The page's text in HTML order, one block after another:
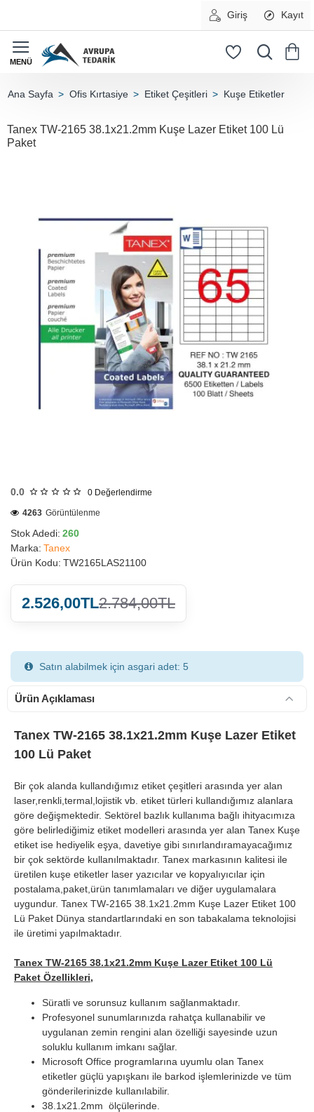
Giriş Kayıt
Ofis Kırtasiye Etiket Çeşitleri Kuşe Etiketler
Tanex TW-2165 38.1x21.2mm Kuşe Lazer Etiket 100 Lü
Paket
900 TL Üzeri Kargo Ücretsiz
0.0 0 Değerlendirme
Stok Adedi: 260
Marka: Tanex
Ürün Kodu: TW2165LAS21100
4263 Görüntülenme
2.526,00TL2.784,00TL
Satın alabilmek için asgari adet: 5
Ürün Açıklaması
Tanex TW-2165 38.1x21.2mm Kuşe Lazer Etiket
100 Lü Paket
Bir çok alanda kullandığımız etiket çeşitleri arasında yer alan
laser,renkli,termal,lojistik vb. etiket türleri kullandığımız alanlara
göre değişmektedir. Sektörel bazlık kullanıma bağlı ihityacımıza
göre belirlediğimiz etiket modelleri arasında yer alan Tanex Kuşe
etiket ise hediyelik eşya, davetiye gibi sınırlandıramayacağımız
bir çok sektörde kullanılmaktadır. Tanex markasının kalitesi ile
üretilen kuşe etiketler laser yazıcılar ve kopyalıyıcılar için
postalama,paket,ürün tanımlamaları ve diğer uygulamalara
uygundur. Tanex TW-2165 38.1x21.2mm Kuşe Lazer Etiket 100
Lü Paket Dünya standartlarındaki en son tabakalama teknolojisi
ile üretimi yapılmaktadır.
Tanex TW-2165 38.1x21.2mm Kuşe Lazer Etiket 100 Lü
Paket Özellikleri,
Süratli ve sorunsuz kullanım sağlanmaktadır.
Profesyonel sunumlarınızda rahatça kullanabilir ve
uygulanan zemin rengini alan özelliği sayesinde uzun
soluklu kullanım imkanı sağlar.
Microsoft Office programlarına uyumlu olan Tanex
etiketler güçlü yapışkanı ile barkod işlemlerinizde ve tüm
gönderilerinizde kullanılabilir.
38.1x21.2mm ölçülerinde.